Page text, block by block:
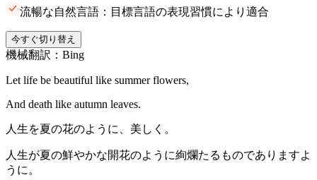
流暢な自然言語：目標言語の表現習慣により適合
今すぐ切り替え
機械翻訳：Bing
Let life be beautiful like summer flowers,
And death like autumn leaves.
人生を夏の花のように、美しく。
人生が夏の鮮やかな開花のように絢爛たるものでありますよ
うに。